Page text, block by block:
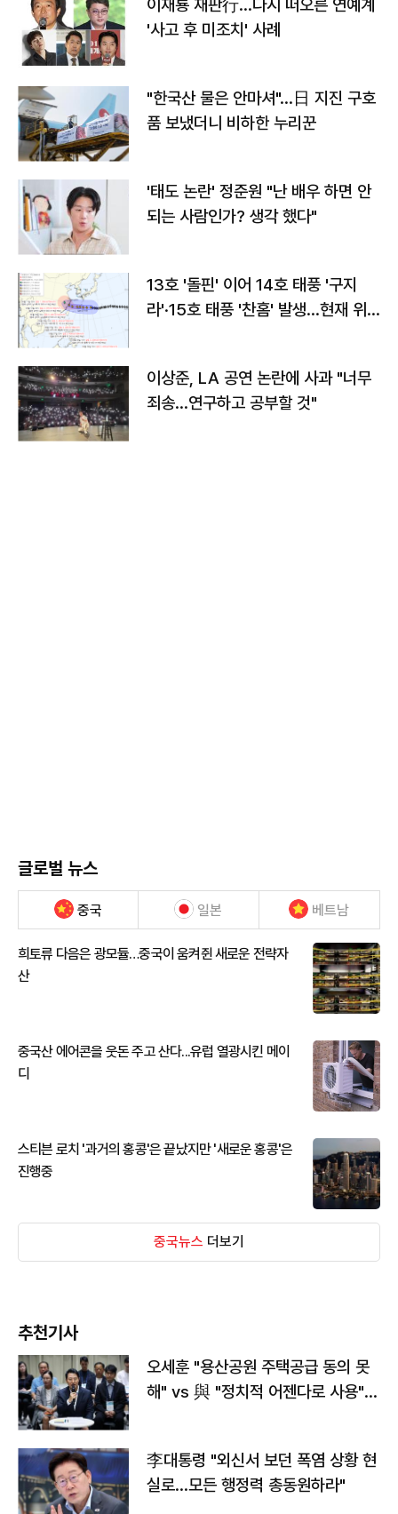
이재룡 재판行…다시 떠오른 연예계
'사고 후 미조치' 사례
"한국산 물은 안마셔"…日 지진 구호
품 보냈더니 비하한 누리꾼
'태도 논란' 정준원 "난 배우 하면 안
되는 사람인가? 생각 했다"
13호 '돌핀' 이어 14호 태풍 '구지
라'·15호 태풍 '찬홈' 발생…현재 위
이상준, LA 공연 논란에 사과 "너무
죄송…연구하고 공부할 것"
글로벌 뉴스
중국 일본 베트남
희토류 다음은 광모듈…중국이 움켜쥔 새로운 전략자
산
중국산 에어콘을 웃돈 주고 산다...유럽 열광시킨 메이
디
스티븐 로치 '과거의 홍콩'은 끝났지만 '새로운 홍콩'은
진행중
중국뉴스 더보기
추천기사
오세훈 "용산공원 주택공급 동의 못
해" vs 與 "정치적 어젠다로 사용"
李대통령 "외신서 보던 폭염 상황 현
실로…모든 행정력 총동원하라"